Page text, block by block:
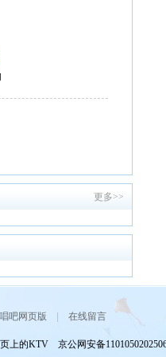
更多>>
唱吧网页版 在线留言
上的KTV 京公网安备